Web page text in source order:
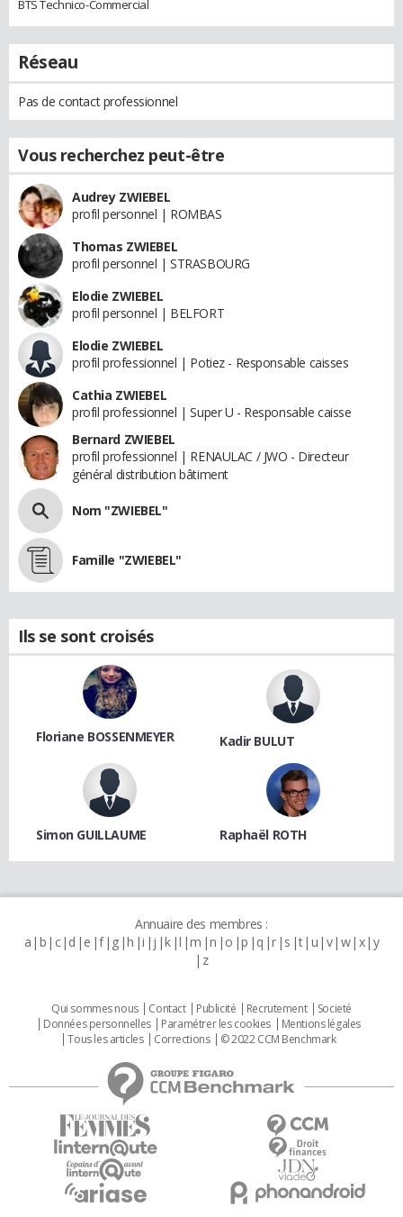
BTS Technico-Commercial
Réseau
Pas de contact professionnel
Vous recherchez peut-être
Audrey ZWIEBEL
profil personnel | ROMBAS
Thomas ZWIEBEL
profil personnel | STRASBOURG
Elodie ZWIEBEL
profil personnel | BELFORT
Elodie ZWIEBEL
profil professionnel | Potiez - Responsable caisses
Cathia ZWIEBEL
profil professionnel | Super U - Responsable caisse
Bernard ZWIEBEL
profil professionnel | RENAULAC / JWO - Directeur
général distribution bâtiment
Nom "ZWIEBEL"
Famille "ZWIEBEL"
Ils se sont croisés
Floriane BOSSENMEYER Kadir BULUT
Simon GUILLAUME Raphaël ROTH
Annuaire des membres :
a b c d e f g h i j k l m n o p q r s t u v w x y
z
Qui sommes nous Contact Publicité Recrutement
Societé
Données personnelles
Paramétrer les cookies
Mentions légales
Tous les articles
Corrections © 2022 CCM Benchmark